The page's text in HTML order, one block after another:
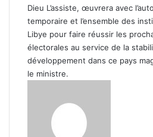
Dieu L’assiste, œuvrera avec
temporaire et l’ensemble des
Libye pour faire réussir les
électorales au service de la
développement dans ce pays
le ministre.